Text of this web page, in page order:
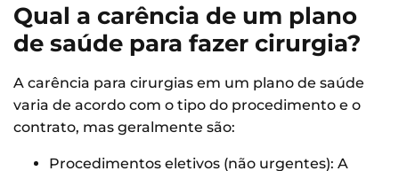
Qual a carência de um plano
de saúde para fazer cirurgia?
A carência para cirurgias em um plano de saúde
varia de acordo com o tipo do procedimento e o
contrato, mas geralmente são:
Procedimentos eletivos (não urgentes): A